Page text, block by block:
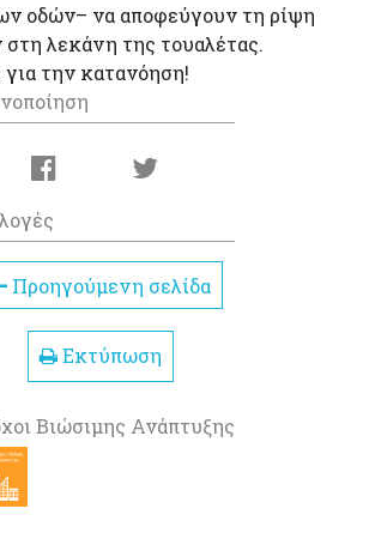
οδών– να αποφεύγουν τη ρίψη
στη λεκάνη της τουαλέτας.
την κατανόηση!
Προηγούμενη σελίδα
Εκτύπωση
Βιώσιμης Ανάπτυξης